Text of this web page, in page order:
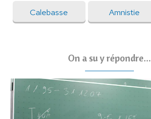
Calebasse Amnistie
On a su y répondre...